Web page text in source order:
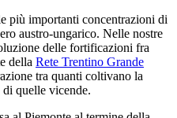
più importanti concentrazioni di
austro-ungarico. Nelle nostre
delle fortificazioni fra
della Rete Trentino Grande
tra quanti coltivano la
di quelle vicende.